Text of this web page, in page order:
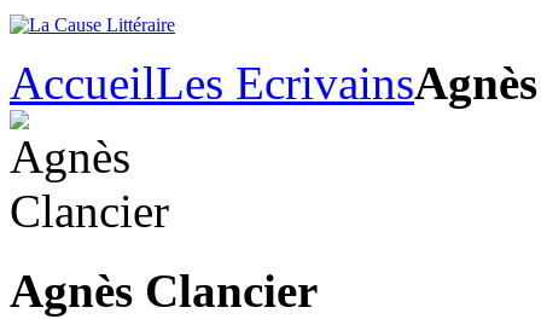
AccueilLes Ecrivains
Agnès Clancier